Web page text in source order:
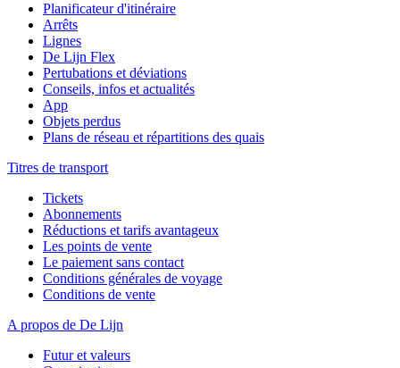
Planificateur d'itinéraire
Arrêts
Lignes
De Lijn Flex
Pertubations et déviations
Conseils, infos et actualités
App
Objets perdus
Plans de réseau et répartitions des quais
Titres de transport
Tickets
Abonnements
Réductions et tarifs avantageux
Les points de vente
Le paiement sans contact
Conditions générales de voyage
Conditions de vente
A propos de De Lijn
Futur et valeurs